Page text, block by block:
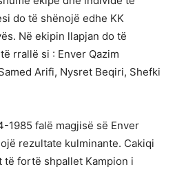
do të shënojë edhe KK
Në ekipin llapjan do të
rrallë si : Enver Qazim
Arifi, Nysret Beqiri, Shefki
1985 falë magjisë së Enver
rezultate kulminante. Cakiqi
të fortë shpallet Kampion i